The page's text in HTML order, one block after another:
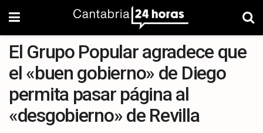
El Grupo Popular agradece que
el «buen gobierno» de Diego
permita pasar página al
«desgobierno» de Revilla